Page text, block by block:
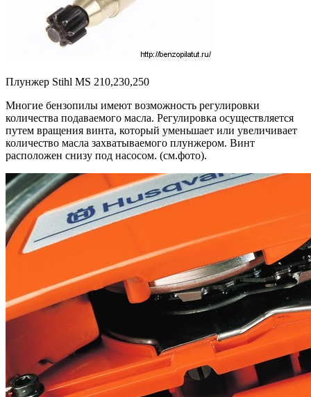
Плунжер Stihl MS 210,230,250
Многие бензопилы имеют возможность регулировки
количества подаваемого масла. Регулировка осуществляется
путем вращения винта, который уменьшает или увеличивает
количество масла захватываемого плунжером. Винт
расположен снизу под насосом. (см.фото).